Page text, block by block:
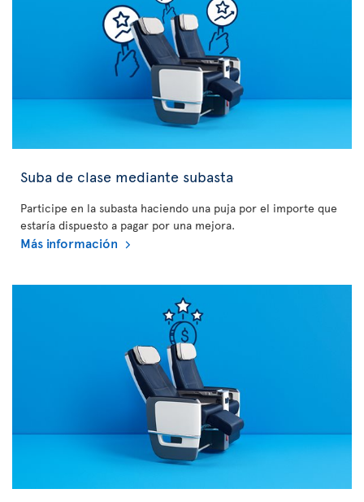
Suba de clase mediante subasta
Participe en la subasta haciendo una puja por el importe que
estaría dispuesto a pagar por una mejora.
Más información